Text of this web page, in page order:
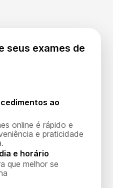
seus exames de
ao
online é rápido e
e praticidade
e horário
que melhor se